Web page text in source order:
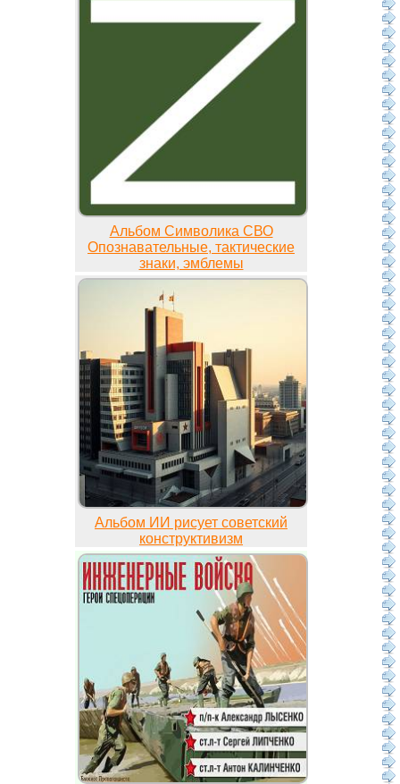
Альбом Символика СВО
Опознавательные, тактические
знаки, эмблемы
Альбом ИИ рисует советский
конструктивизм